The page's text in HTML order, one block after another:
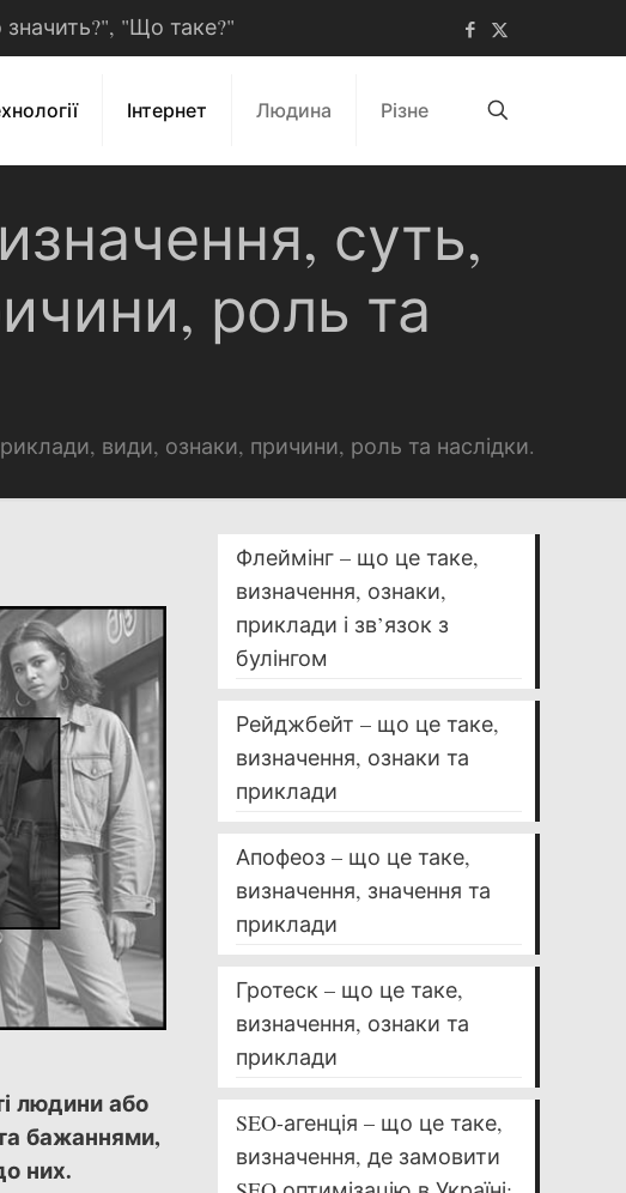
значить?", "Що таке?"
Інтернет Людина Різне
суть,
роль та
види, ознаки, причини, роль та наслідки.
людини або
бажаннями,
них.
Флеймінг – що це таке,
визначення, ознаки,
приклади і зв’язок з
булінгом
Рейджбейт – що це таке,
визначення, ознаки та
приклади
Апофеоз – що це таке,
визначення, значення та
приклади
Гротеск – що це таке,
визначення, ознаки та
приклади
SEO-агенція – що це таке,
визначення, де замовити